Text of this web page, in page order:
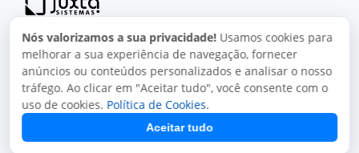
Nós valorizamos a sua privacidade! Usamos cookies para
melhorar a sua experiência de navegação, fornecer
anúncios ou conteúdos personalizados e analisar o nosso
tráfego. Ao clicar em "Aceitar tudo", você consente com o
uso de cookies. Política de Cookies.
Aceitar tudo
Termos de uso Política de privacidade
Uso aceitável
Direitos autorais
Copyright © 2026, Juxta Sistemas. Todos os direitos
reservados.
O uso deste site está sujeito aos nossos termos de uso.